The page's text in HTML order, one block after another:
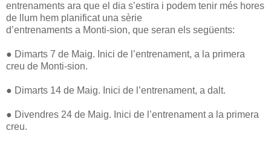
entrenaments ara que el dia s’estira i podem tenir més hores
de llum hem planificat una sèrie
d’entrenaments a Monti-sion, que seran els següents:
● Dimarts 7 de Maig. Inici de l’entrenament, a la primera
creu de Monti-sion.
● Dimarts 14 de Maig. Inici de l’entrenament, a dalt.
● Divendres 24 de Maig. Inici de l’entrenament a la primera
creu.